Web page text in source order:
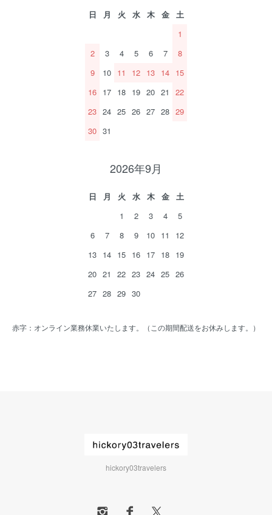
日 月 火 水 木 金
土
1
2
3 4 5 6 7
8
9
10 11 12 13 14 15
16 17 18 19 20 21
22
23 24 25 26 27 28 29
30 31
2026年9月
日 月 火 水 木 金
土
1
2 3 4
5
6
7 8 9 10 11
12
13 14 15 16 17 18 19
20 21 22 23 24 25 26
27 28 29 30
赤字：オンライン業務休業いたします。（この期間配送をお休みします。）
hickory03travelers